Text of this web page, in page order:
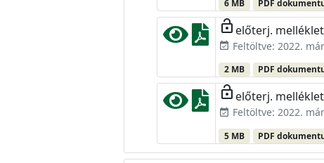
6 MB PDF
lock_open előterj. melléklet
event_available Feltöltve: 2022.
2 MB PDF
lock_open előterj. melléklet
event_available Feltöltve: 2022.
5 MB PDF